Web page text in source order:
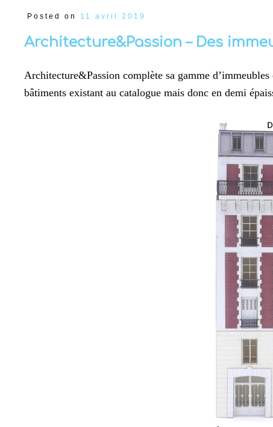
Posted on 11 avril 2019
Architecture&Passion – Des
Architecture&Passion complète sa gamme
bâtiments existant au catalogue mais donc en demi